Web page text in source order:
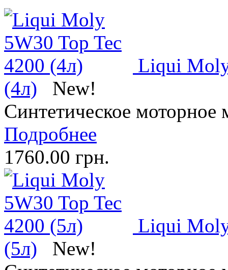
Liqui
(4л)
New!
Синтетическое моторное
Подробнее
1760.00 грн.
Liqui
(5л)
New!